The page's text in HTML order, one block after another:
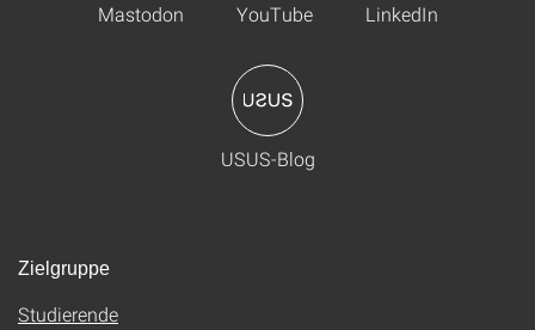
Mastodon YouTube LinkedIn
USUS-Blog
Zielgruppe
Studierende